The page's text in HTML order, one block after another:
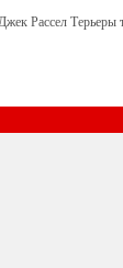
Рассел